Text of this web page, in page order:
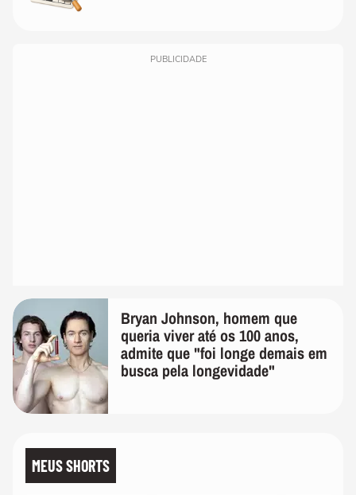
PUBLICIDADE
Bryan Johnson, homem que
queria viver até os 100 anos,
admite que "foi longe demais em
busca pela longevidade"
MEUS SHORTS